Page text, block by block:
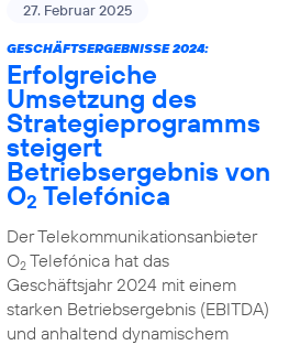
27. Februar 2025
GESCHÄFTSERGEBNISSE 2024:
Erfolgreiche
Umsetzung des
Strategieprogramms
steigert
Betriebsergebnis von
O2 Telefónica
Der Telekommunikationsanbieter
O2Telefónica hat das
Geschäftsjahr 2024 mit einem
starken Betriebsergebnis (EBITDA)
und anhaltend dynamischem